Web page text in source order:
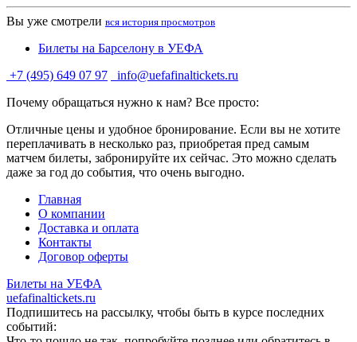
Вы уже смотрели вся история просмотров
Билеты на Барселону в УЕФА
+7 (495) 649 07 97
info@uefafinaltickets.ru
Почему обращаться нужно к нам? Все просто:
Отличные цены и удобное бронирование. Если вы не хотите
переплачивать в несколько раз, приобретая пред самым
матчем билеты, забронируйте их сейчас. Это можно сделать
даже за год до события, что очень выгодно.
Главная
О компании
Доставка и оплата
Контакты
Договор оферты
Билеты на УЕФА
uefafinaltickets.ru
Подпишитесь на рассылку, чтобы быть в курсе последних
событий: